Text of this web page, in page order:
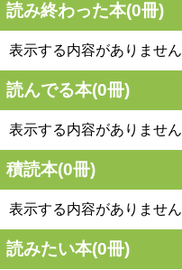
読み終わった本(0冊)
表示する内容がありません
読んでる本(0冊)
表示する内容がありません
積読本(0冊)
表示する内容がありません
読みたい本(0冊)